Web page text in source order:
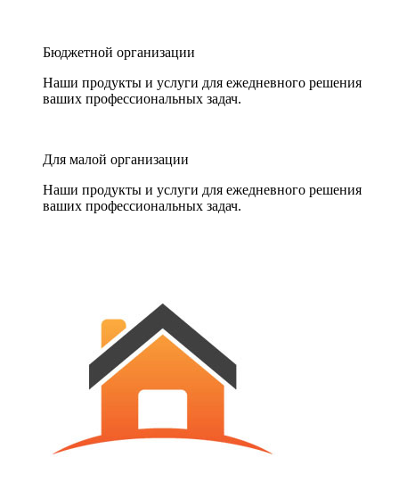
Бюджетной организации
Наши продукты и услуги для ежедневного решения
ваших профессиональных задач.
Для малой организации
Наши продукты и услуги для ежедневного решения
ваших профессиональных задач.